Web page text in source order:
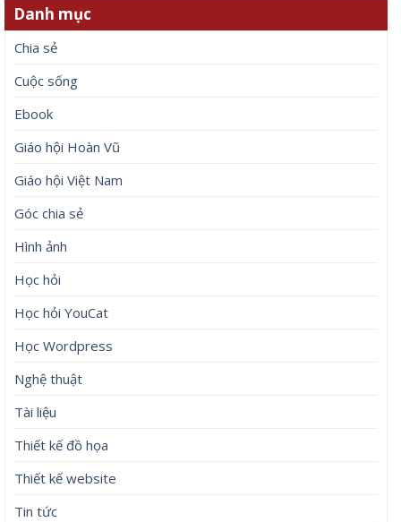
Danh mục
Chia sẻ
Cuộc sống
Ebook
Giáo hội Hoàn Vũ
Giáo hội Việt Nam
Góc chia sẻ
Hình ảnh
Học hỏi
Học hỏi YouCat
Học Wordpress
Nghệ thuật
Tài liệu
Thiết kế đồ họa
Thiết kế website
Tin tức